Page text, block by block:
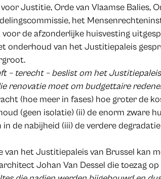
voor Justitie, Orde van Vlaamse Balies,
het
de afzonderlijke huisvesting
onderhoud van het Justitiepaleis
– terecht – beslist om het
renovatie moet om budgettaire
(hoe meer in fases) hoe groter de
(geen isolatie) (ii) de enorm zware
in de nabijheid (iii) de verdere
van het Justitiepaleis van Brussel kan
Johan Van Dessel die toezag